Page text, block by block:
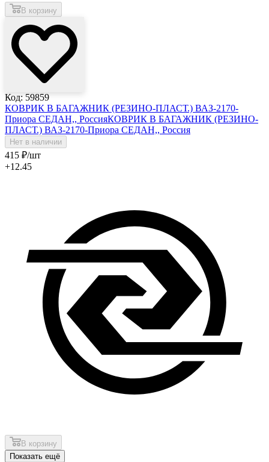
В корзину
Код: 59859
КОВРИК В БАГАЖНИК (РЕЗИНО-ПЛАСТ.) ВАЗ-2170-
Приора СЕДАН,, РоссияКОВРИК В БАГАЖНИК (РЕЗИНО-
ПЛАСТ.) ВАЗ-2170-Приора СЕДАН,, Россия
Нет в наличии
415 ₽/шт
+12.45
В корзину
Показать ещё